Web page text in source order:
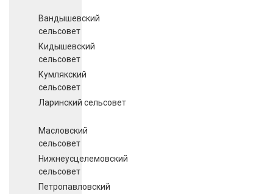
Вандышевский
сельсовет
Кидышевский
сельсовет
Кумлякский
сельсовет
Ларинский сельсовет
Масловский
сельсовет
Нижнеусцелемовский
сельсовет
Петропавловский